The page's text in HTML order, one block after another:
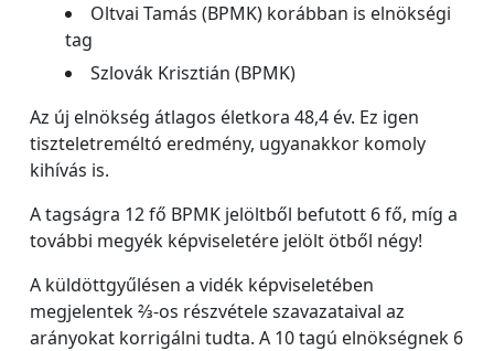
Oltvai Tamás (BPMK) korábban is elnökségi
tag
Szlovák Krisztián (BPMK)
Az új elnökség átlagos életkora 48,4 év. Ez igen
tiszteletreméltó eredmény, ugyanakkor komoly
kihívás is.
A tagságra 12 fő BPMK jelöltből befutott 6 fő, míg a
további megyék képviseletére jelölt ötből négy!
A küldöttgyűlésen a vidék képviseletében
megjelentek ⅔-os részvétele szavazataival az
arányokat korrigálni tudta. A 10 tagú elnökségnek 6